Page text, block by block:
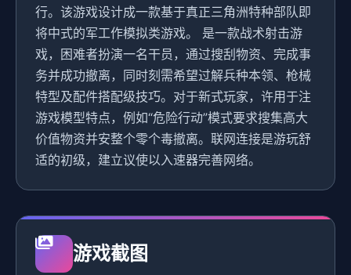
行。该游戏设计成一款基于真正三角洲特种部队即
将中式的军工作模拟类游戏。 是一款战术射击游
戏，困难者扮演一名干员，通过搜刮物资、完成事
务并成功撤离，同时刻需希望过解兵种本领、枪械
特型及配件搭配级技巧。对于新式玩家，许用于注
游戏模型特点，例如“危险行动”模式要求搜集高大
价值物资并安整个零个毒撤离。联网连接是游玩舒
适的初级，建立议使以入速器完善网络。
游戏截图